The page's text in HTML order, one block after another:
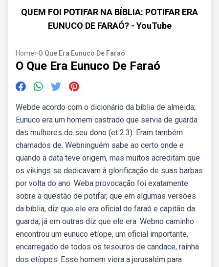
QUEM FOI POTIFAR NA BÍBLIA: POTIFAR ERA
EUNUCO DE FARAÓ? - YouTube
Home>O Que Era Eunuco De Faraó
O Que Era Eunuco De Faraó
Webde acordo com o dicionário da bíblia de almeida;
Eunuco era um homem castrado que servia de guarda
das mulheres do seu dono (et 2:3). Eram também
chamados de. Webninguém sabe ao certo onde e
quando a data teve origem, mas muitos acreditam que
os vikings se dedicavam à glorificação de suas barbas
por volta do ano. Weba provocação foi exatamente
sobre a questão de potifar, que em algumas versões
da bíblia, diz que ele era oficial do faraó e capitão da
guarda, já em outras diz que ele era. Webno caminho
encontrou um eunuco etíope, um oficial importante,
encarregado de todos os tesouros de candace, rainha
dos etíopes. Esse homem viera a jerusalém para